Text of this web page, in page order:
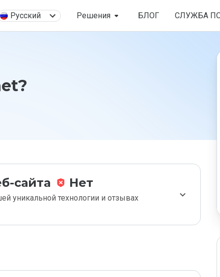
Русский Решения БЛОГ СЛУЖБА
сайта Нет
уникальной технологии и отзывах